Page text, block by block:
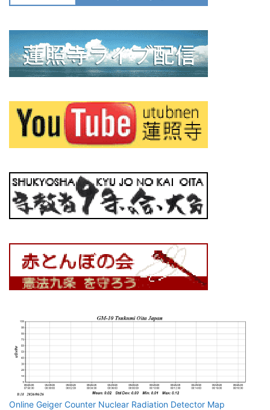
Online Geiger Counter Nuclear Radiation Detector Map